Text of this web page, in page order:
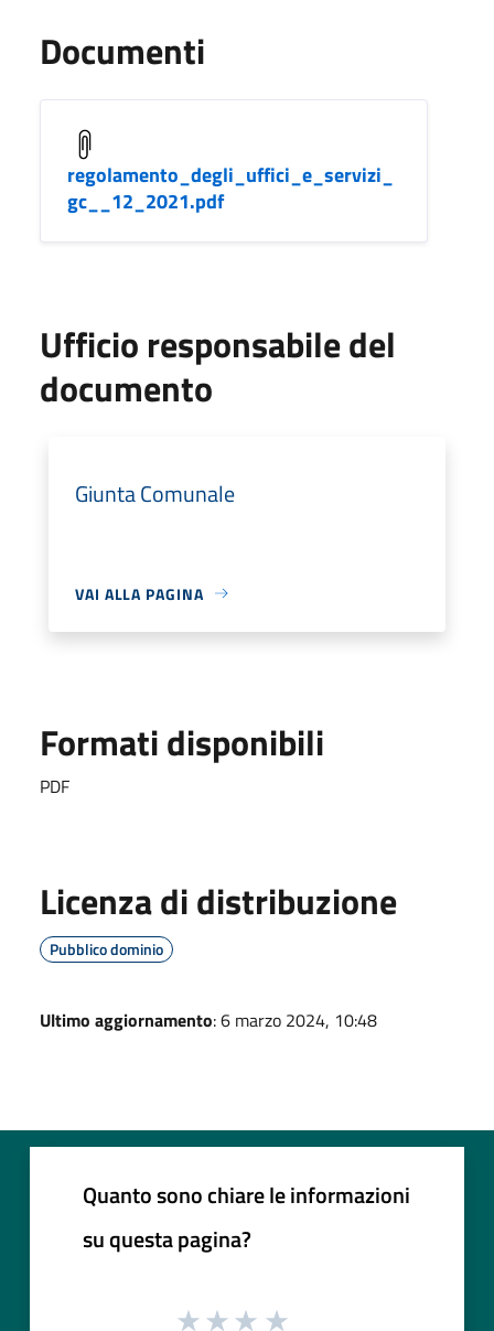
Documenti
regolamento_degli_uffici_e_servizi_
gc__12_2021.pdf
Ufficio responsabile del
documento
Giunta Comunale
VAI ALLA PAGINA
Formati disponibili
PDF
Licenza di distribuzione
Pubblico dominio
Ultimo aggiornamento: 6 marzo 2024, 10:48
Quanto sono chiare le informazioni
su questa pagina?